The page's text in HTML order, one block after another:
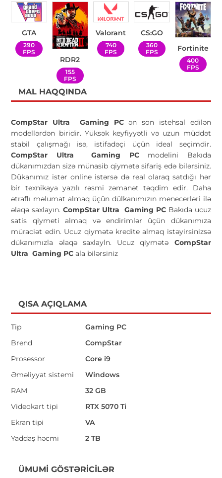
GTA
290
FPS
RDR2
155
FPS
Valorant
740
FPS
CS:GO
360
FPS
Fortinite
400
FPS
MAL HAQQINDA
CompStar Ultra Gaming PCən son istehsal edilən
modellərdən biridir. Yüksək keyfiyyətli və uzun müddət
stabil çalışmağı isə, istifadəçi üçün ideal seçimdir.
CompStar Ultra Gaming PCmodelini Bakıda
dükanımızdan sizə münasib qiymətə sifariş edə bilərsiniz.
Dükanımız istər online istərsə də real olaraq satdığı hər
bir texnikaya yazılı rəsmi zəmanət təqdim edir. Daha
ətraflı məlumat almaq üçün dülkanımızın menecerləri ilə
əlaqə saxlayın.CompStar Ultra Gaming PC Bakıda ucuz
satis qiymeti almaq və endirimlər üçün dükanımıza
müraciət edin. Ucuz qiymətə kredite almaq istəyirsinizsə
dükanımızla əlaqə saxlayln. Ucuz qiymətə CompStar
Ultra Gaming PCala bilərsiniz
QISA AÇIQLAMA
Tip
Gaming PC
Brend
CompStar
Prosessor
Core i9
Əməliyyat sistemi
Windows
RAM
32 GB
Videokart tipi
RTX 5070 Ti
Ekran tipi
VA
Yaddaş həcmi
2 TB
ÜMUMI GÖSTƏRICILƏR